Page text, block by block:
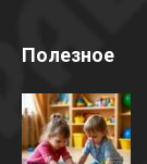
Полезное